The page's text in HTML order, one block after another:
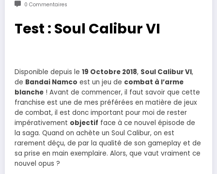
0 Commentaires
Test : Soul Calibur VI
Disponible depuis le 19 Octobre 2018, Soul Calibur VI,
de Bandai Namco est un jeu de combat à l’arme
blanche ! Avant de commencer, il faut savoir que cette
franchise est une de mes préférées en matière de jeux
de combat, il est donc important pour moi de rester
impérativement objectif face à ce nouvel épisode de
la saga. Quand on achète un Soul Calibur, on est
rarement déçu, de par la qualité de son gameplay et de
sa prise en main exemplaire. Alors, que vaut vraiment ce
nouvel opus ?